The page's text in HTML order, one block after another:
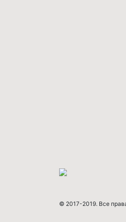
© 2017-2019. Все